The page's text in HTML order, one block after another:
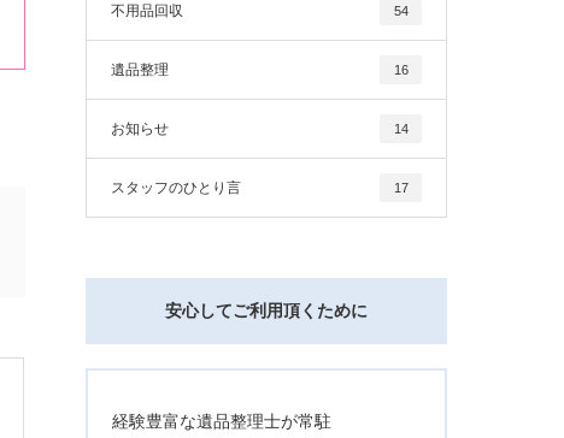
不用品回収 54
遺品整理 16
お知らせ 14
スタッフのひとり言 17
安心してご利用頂くために
経験豊富な遺品整理士が常駐